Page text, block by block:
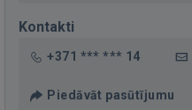
Kontakti
+371 *** *** 14
Piedāvāt pasūtījumu